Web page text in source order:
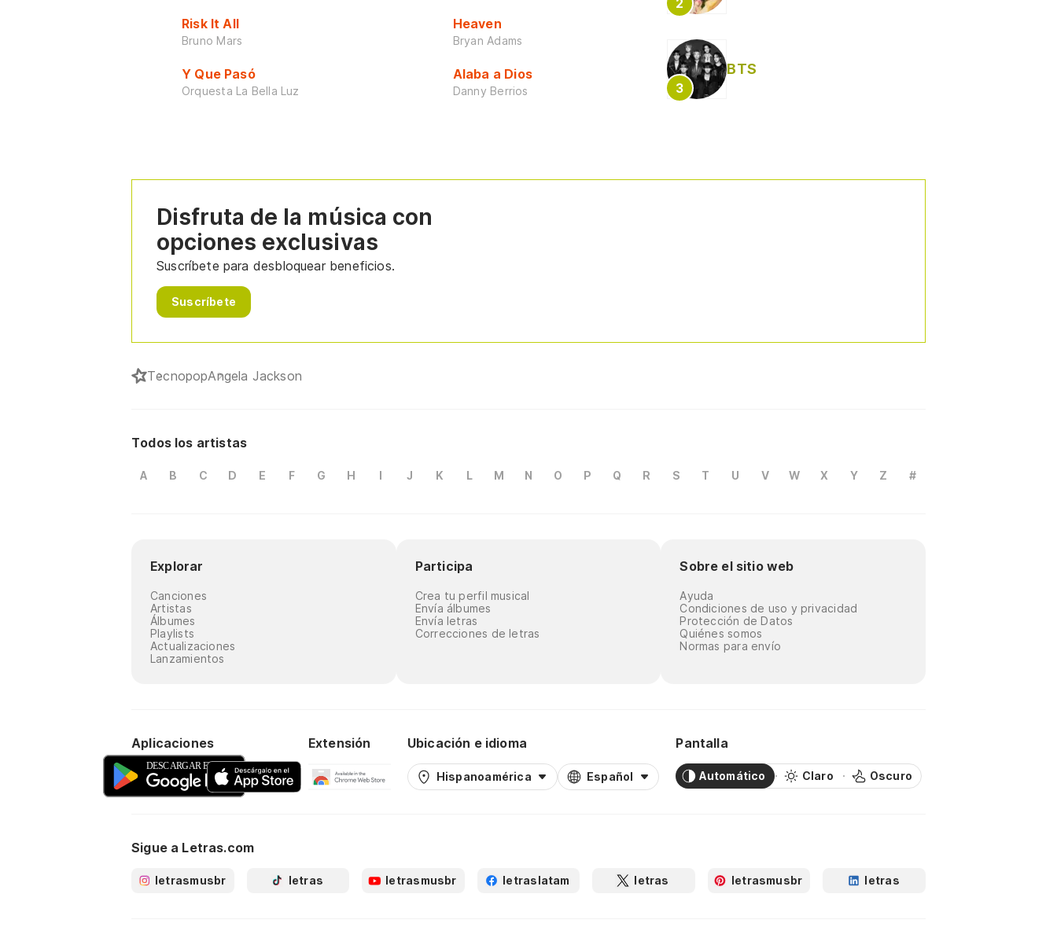
Risk It All
Bruno Mars
Y Que Pasó
Orquesta La Bella Luz
Heaven
Bryan Adams
Alaba a Dios
Danny Berrios
BTS
Disfruta de la música con
opciones exclusivas
Suscríbete para desbloquear beneficios.
Suscríbete
TecnopopAngela Jackson
Todos los artistas
A B C D E F G H I J K L M N O P Q R S T U V W X Y Z #
Explorar
Canciones
Artistas
Álbumes
Playlists
Actualizaciones
Lanzamientos
Participa
Crea tu perfil musical
Envía álbumes
Envía letras
Correcciones de letras
Sobre el sitio web
Ayuda
Condiciones de uso y privacidad
Protección de Datos
Quiénes somos
Normas para envío
Aplicaciones Extensión Ubicación e idioma
Hispanoamérica Español
Pantalla
Automático Claro Oscuro
Sigue a Letras.com
letrasmusbr letras letrasmusbr letraslatam letras letrasmusbr letras